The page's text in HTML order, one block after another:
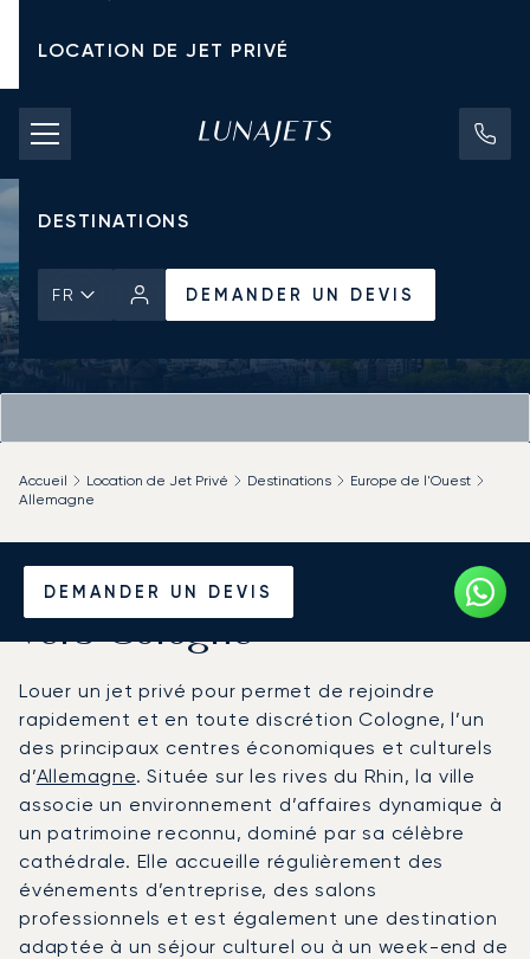
LOCATION DE JET PRIVÉ
TARIFS D'AFFRÈTEMENT
JETS PRIVÉS
DESTINATIONS
FR DEMANDER UN DEVIS
DEMANDER UN DEVIS
Accueil Location de Jet Privé Destinations
Europe de l'Ouest
Allemagne
Louer un Jet Privé depuis et
vers Cologne
Louer un jet privé pour permet de rejoindre
rapidement et en toute discrétion Cologne, l’un
des principaux centres économiques et culturels
d’Allemagne. Située sur les rives du Rhin, la ville
associe un environnement d’affaires dynamique à
un patrimoine reconnu, dominé par sa célèbre
cathédrale. Elle accueille régulièrement des
événements d’entreprise, des salons
professionnels et est également une destination
adaptée à un séjour culturel ou à un week-end de